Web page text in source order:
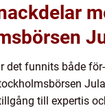
det funnits både
till expertis